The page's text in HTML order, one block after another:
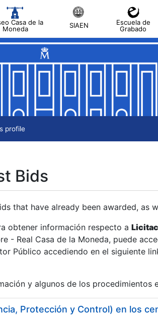
Casa de la
Moneda
SIAEN
Escuela de
Grabado
profile
Bids
that have already been awarded, as
obtener información respecto a
- Real Casa de la Moneda, puede
Público accediendo en el siguiente
y algunos de los procedimientos
Protección y Control) en los